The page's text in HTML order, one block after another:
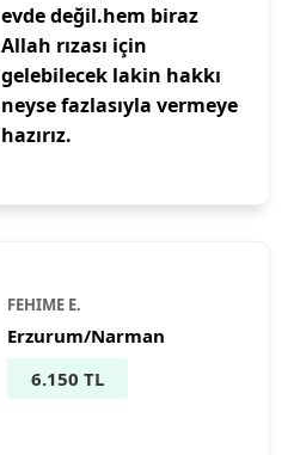
evde değil.hem biraz
Allah rızası için
gelebilecek lakin hakkı
neyse fazlasıyla vermeye
hazırız.
FEHIME E.
Erzurum/Narman
6.150 TL